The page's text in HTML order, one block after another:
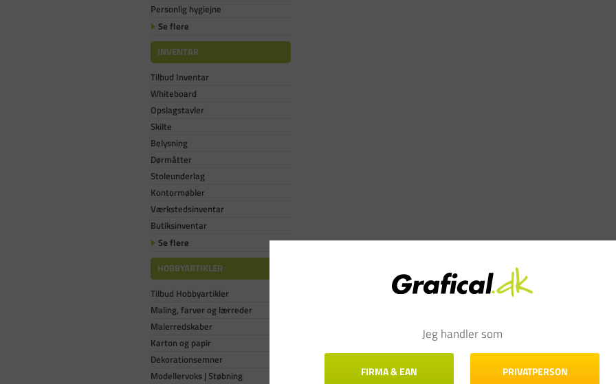
Personlig hygiejne
Se flere
INVENTAR
Tilbud Inventar
Whiteboard
Opslagstavler
Skilte
Belysning
Dørmåtter
Stoleunderlag
Kontormøbler
Værkstedsinventar
Butiksinventar
Se flere
HOBBYARTIKLER
Tilbud Hobbyartikler
Maling, farver og lærreder
Malerredskaber
Karton og papir
Dekorationsemner
Modellervoks | Støbning
Jeg handler som
FIRMA & EAN PRIVATPERSON